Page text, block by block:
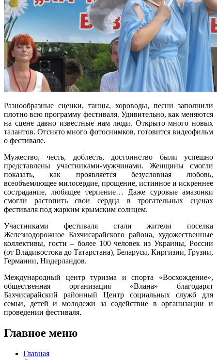
Разнообразные сценки, танцы, хороводы, песни заполнили
плотно всю программу фестиваля. Удивительно, как меняются
на сцене давно известные нам люди. Открыто много новых
талантов. Отснято много фотоснимков, готовится видеофильм
о фестивале.
Мужество, честь, доблесть, достоинство были успешно
представлены участниками-мужчинами. Женщины смогли
показать, как проявляется безусловная любовь,
всеобъемлющее милосердие, прощение, истинное и искреннее
сострадание, любящее терпение… Даже суровые амазонки
смогли растопить свои сердца в трогательных сценах
фестиваля под жарким крымским солнцем.
Участниками фестиваля стали жители поселка
Железнодорожное Бахчисарайского района, художественные
коллективы, гости – более 100 человек из Украины, России
(от Владивостока до Татарстана), Беларуси, Киргизии, Грузии,
Германии, Нидерландов.
Международный центр туризма и спорта «Восхождение»,
общественная организация «Влана» благодарят
Бахчисарайский районный Центр социальных служб для
семьи, детей и молодежи за содействие в организации и
проведении фестиваля.
Главное меню
Главная